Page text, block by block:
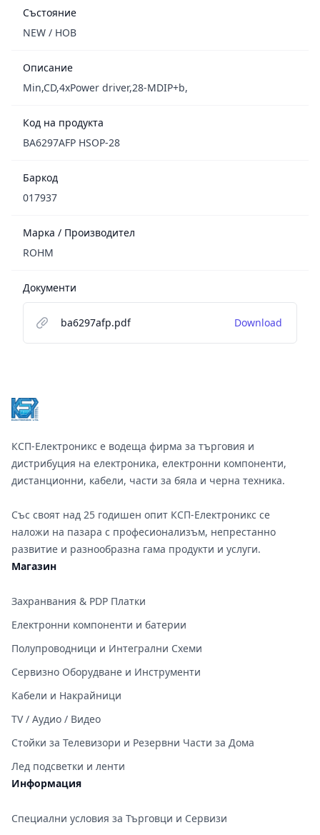
Състояние
NEW / НОВ
Описание
Min,CD,4xPower driver,28-MDIP+b,
Код на продукта
BA6297AFP HSOP-28
Баркод
017937
Марка / Производител
ROHM
Документи
ba6297afp.pdf Download
КСП-Електроникс е водеща фирма за търговия и
дистрибуция на електроника, електронни компоненти,
дистанционни, кабели, части за бяла и черна техника.
Със своят над 25 годишен опит КСП-Електроникс се
наложи на пазара с професионализъм, непрестанно
развитие и разнообразна гама продукти и услуги.
Магазин
Захранвания & PDP Платки
Електронни компоненти и батерии
Полупроводници и Интегрални Схеми
Сервизно Оборудване и Инструменти
Кабели и Накрайници
TV / Аудио / Видео
Стойки за Телевизори и Резервни Части за Дома
Лед подсветки и ленти
Информация
Специални условия за Търговци и Сервизи